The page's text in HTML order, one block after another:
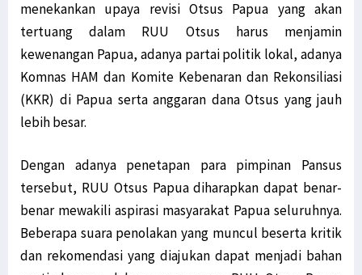
menekankan upaya revisi Otsus Papua yang akan
tertuang dalam RUU Otsus harus menjamin
kewenangan Papua, adanya partai politik lokal, adanya
Komnas HAM dan Komite Kebenaran dan Rekonsiliasi
(KKR) di Papua serta anggaran dana Otsus yang jauh
lebih besar.
Dengan adanya penetapan para pimpinan Pansus
tersebut, RUU Otsus Papua diharapkan dapat benar-
benar mewakili aspirasi masyarakat Papua seluruhnya.
Beberapa suara penolakan yang muncul beserta kritik
dan rekomendasi yang diajukan dapat menjadi bahan